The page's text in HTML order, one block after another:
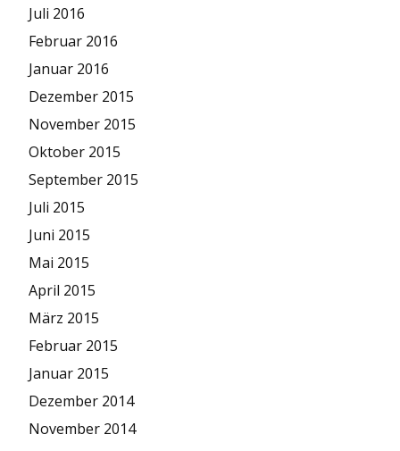
Juli 2016
Februar 2016
Januar 2016
Dezember 2015
November 2015
Oktober 2015
September 2015
Juli 2015
Juni 2015
Mai 2015
April 2015
März 2015
Februar 2015
Januar 2015
Dezember 2014
November 2014